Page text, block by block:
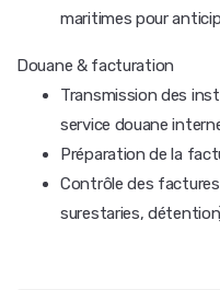
maritimes pour
Douane & facturation
Transmission des
service douane
Préparation de la
Contrôle des
surestaries,